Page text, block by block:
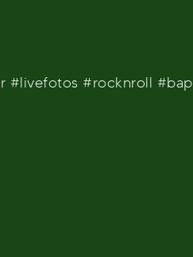
#livefotos #rocknroll #bap